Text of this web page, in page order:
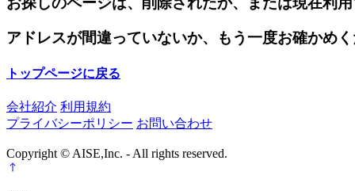
アドレスが間違っていないか、もう一度お確かめ
トップページに戻る
会社紹介 利用規約
プライバシーポリシー お問い合わせ
Copyright © AISE,Inc. - All rights reserved.